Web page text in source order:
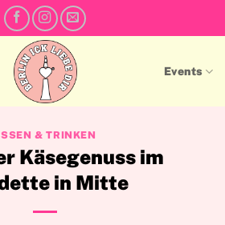
Events
& TRINKEN
Käsegenuss im
in Mitte